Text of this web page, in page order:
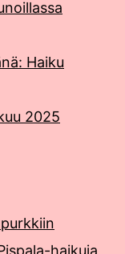
Haiku
2025
haikuja